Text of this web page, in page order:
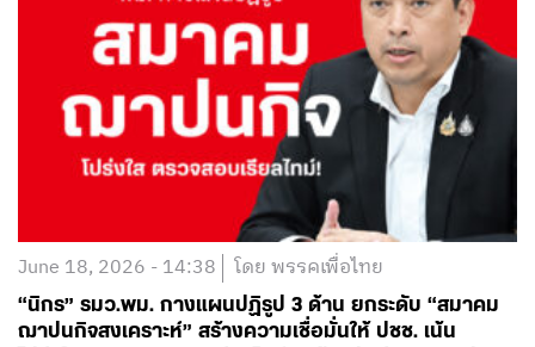
June 18, 2026 - 14:38 โดย พรรคเพื่อไทย
“นิกร” รมว.พม. กางแผนปฏิรูป 3 ด้าน ยกระดับ “สมาคม
ฌาปนกิจสงเคราะห์” สร้างความเชื่อมั่นให้ ปชช. เน้น